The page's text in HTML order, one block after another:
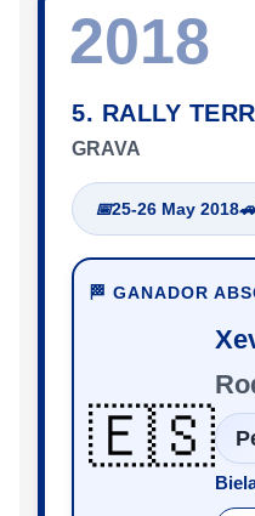
2018
5. RALLY
GRAVA
📅25-26 May 2018🚗
🏁 GANADOR
🇪🇸